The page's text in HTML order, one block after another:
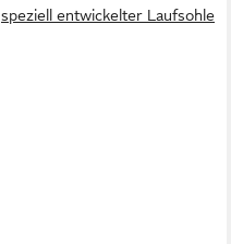
speziell entwickelter Laufsohle